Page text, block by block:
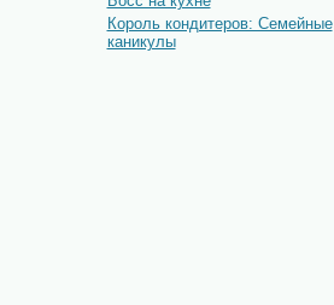
Король кондитеров: Семейные
каникулы